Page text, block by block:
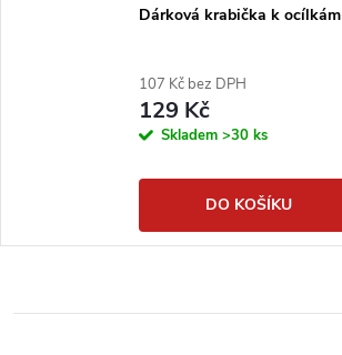
Dárková krabička k ocílkám
107 Kč bez DPH
129 Kč
Skladem >30 ks
DO KOŠÍKU